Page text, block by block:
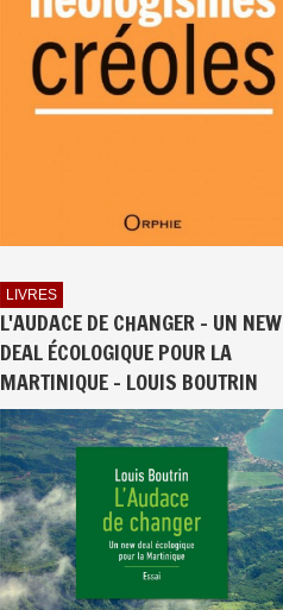
LIVRES
L'AUDACE DE CHANGER - UN NEW
DEAL ÉCOLOGIQUE POUR LA
MARTINIQUE - LOUIS BOUTRIN